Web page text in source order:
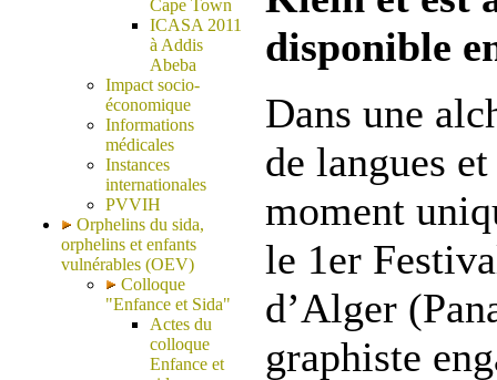
Cape Town
ICASA 2011
à Addis
Abeba
Impact socio-
économique
Informations
médicales
Instances
internationales
PVVIH
Orphelins du sida,
orphelins et enfants
vulnérables (OEV)
Colloque
"Enfance et Sida"
Actes du
colloque
Enfance et
disponible
Dans une
de langues
moment
le 1er
d’Alger
graphiste